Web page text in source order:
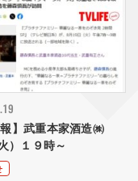
報】武重本家酒造㈱
）１９時～